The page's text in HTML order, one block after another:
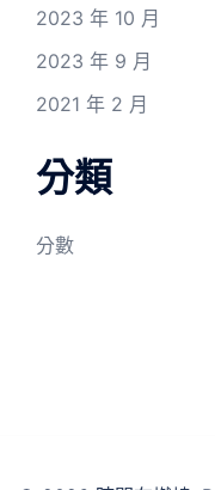
2023 年 10 月
2023 年 9 月
2021 年 2 月
分類
分數